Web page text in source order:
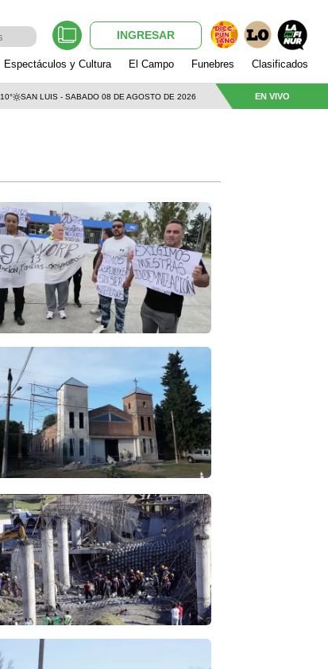
INGRESAR
Espectáculos y Cultura El Campo Funebres Clasificados
10° SAN LUIS - SABADO 08 DE AGOSTO DE 2026 EN VIVO